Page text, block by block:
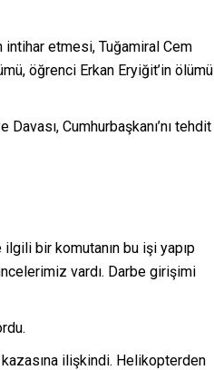
intihar etmesi, Tuğamiral Cem
öğrenci Erkan Eryiğit’in ölümü
Cumhurbaşkanı’nı tehdit
ilgili bir komutanın bu işi yapıp
vardı. Darbe girişimi
kazasına ilişkindi. Helikopterden